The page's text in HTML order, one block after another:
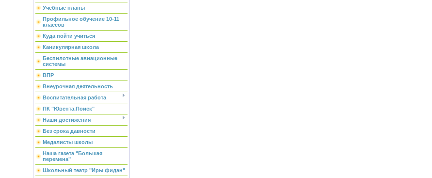
Учебные планы
Профильное обучение 10-11
классов
Куда пойти учиться
Каникулярная школа
Беспилотные авиационные
системы
ВПР
Внеурочная деятельность
Воспитательная работа
ПК "Ювента.Поиск"
Наши достижения
Без срока давности
Медалисты школы
Наша газета "Большая
перемена"
Школьный театр "Иры фидан"